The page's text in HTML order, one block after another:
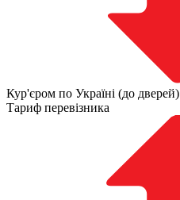
Кур'єром по Україні (до дверей)
Тариф перевізника